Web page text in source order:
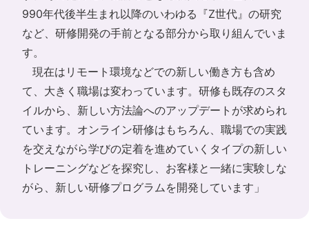
990年代後半生まれ以降のいわゆる『Z世代』の研究
など、研修開発の手前となる部分から取り組んでいま
す。
現在はリモート環境などでの新しい働き方も含め
て、大きく職場は変わっています。研修も既存のスタ
イルから、新しい方法論へのアップデートが求められ
ています。オンライン研修はもちろん、職場での実践
を交えながら学びの定着を進めていくタイプの新しい
トレーニングなどを探究し、お客様と一緒に実験しな
がら、新しい研修プログラムを開発しています」